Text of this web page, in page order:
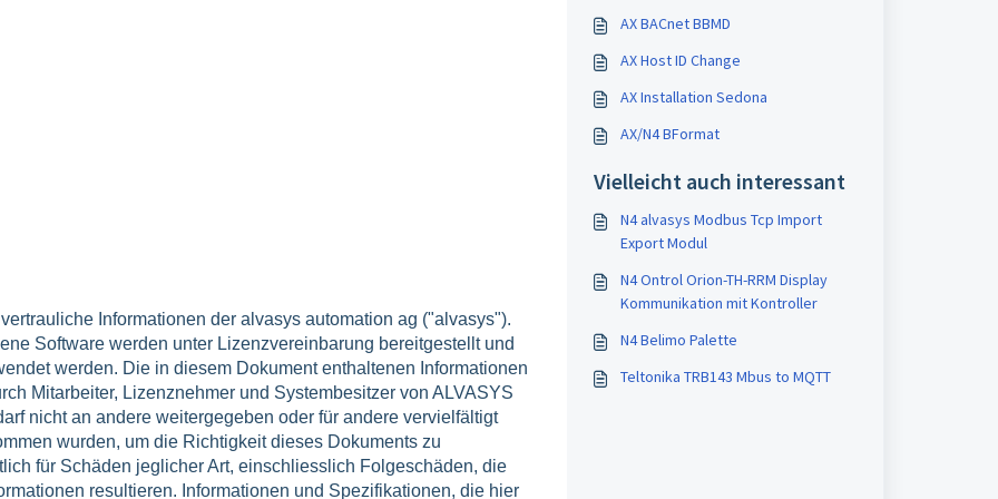
Informationen der alvasys automation ag ("alvasys").
Software werden unter Lizenzvereinbarung bereitgestellt und
werden. Die in diesem Dokument enthaltenen Informationen
Mitarbeiter, Lizenznehmer und Systembesitzer von ALVASYS
nicht an andere weitergegeben oder für andere vervielfältigt
wurden, um die Richtigkeit dieses Dokuments zu
für Schäden jeglicher Art, einschliesslich Folgeschäden, die
resultieren. Informationen und Spezifikationen, die hier
AX BACnet BBMD
AX Host ID Change
AX Installation Sedona
AX/N4 BFormat
Vielleicht auch interessant
N4 alvasys Modbus Tcp Import
Export Modul
N4 Ontrol Orion-TH-RRM Display
Kommunikation mit Kontroller
N4 Belimo Palette
Teltonika TRB143 Mbus to MQTT